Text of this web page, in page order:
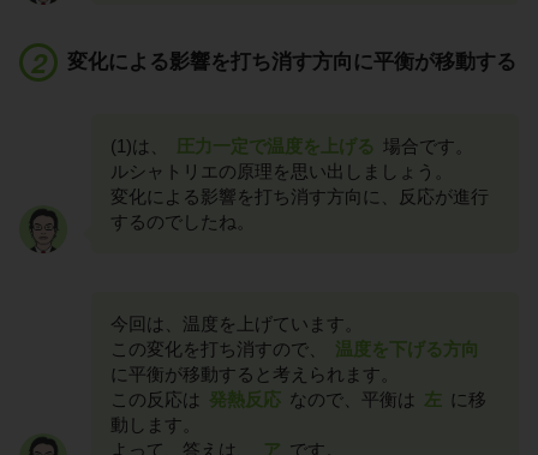
変化による影響を打ち消す方向に平衡が移動する
(1)は、 圧力一定で温度を上げる 場合です。
ルシャトリエの原理を思い出しましょう。
変化による影響を打ち消す方向に、反応が進行
するのでしたね。
今回は、温度を上げています。
この変化を打ち消すので、
温度を下げる方向
に平衡が移動すると考えられます。
この反応は 発熱反応 なので、平衡は 左 に移
動します。
よって、答えは、
ア です。